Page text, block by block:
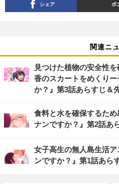
シェア ポ
関連ニ
見つけた植物の安全性
香のスカートをめくり
か？』第3話あらすじ＆
食料と水を確保するた
ナンですか？』第2話あ
女子高生の無人島生活
ンですか？』第1話あら